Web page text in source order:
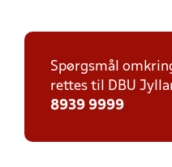
Spørgsmål
rettes til DBU
8939 9999